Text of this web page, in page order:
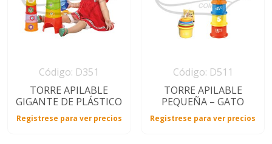
Código: D351
TORRE APILABLE
GIGANTE DE PLÁSTICO
Registrese para ver precios
Código: D511
TORRE APILABLE
PEQUEÑA – GATO
Registrese para ver precios